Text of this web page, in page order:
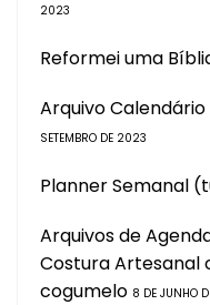
2023
Reformei uma
Arquivo
SETEMBRO DE 2023
Planner Semanal
Arquivos de
Costura Artesanal
cogumelo 8 DE JUNHO